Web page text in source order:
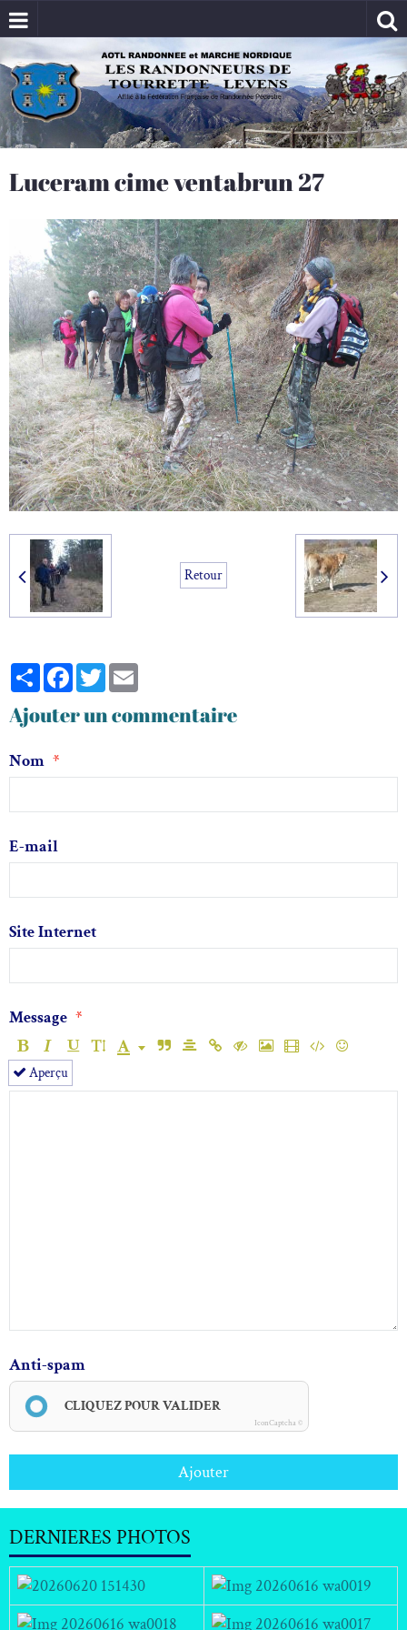
Luceram cime ventabrun 27
Retour
PartagerFacebook
Twitter
Ajouter un commentaire
Nom
E-mail
Site Internet
Message
Aperçu
Anti-spam
CLIQUEZ POUR VALIDER
IconCaptcha ©
Ajouter
DERNIERES PHOTOS